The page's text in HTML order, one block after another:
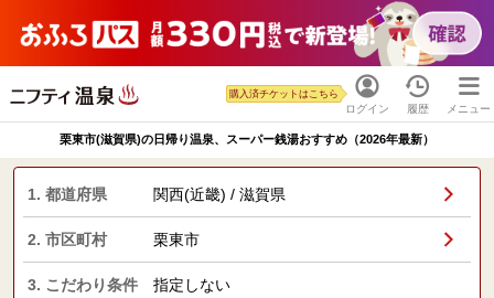
ログイン
購入済チケットはこちら
履歴 メニュー
栗東市(滋賀県)の日帰り温泉、スーパー銭湯おすすめ（2026年最新）
1. 都道府県 関西(近畿) / 滋賀県
2. 市区町村 栗東市
3. こだわり条件 指定しない